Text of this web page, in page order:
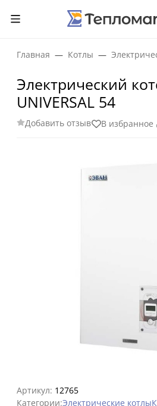
Главная Котлы
Электрический
UNIVERSAL 54
Добавить отзыв В избранное
Артикул: 12765
Категории:Электрические котлы